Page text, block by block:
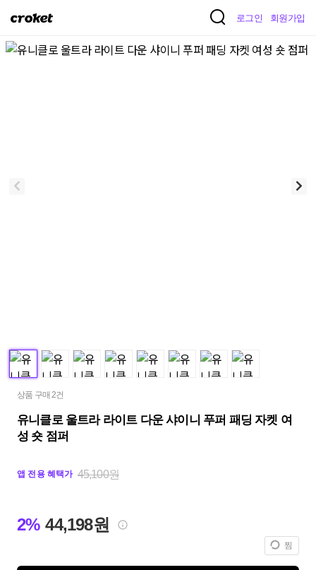
크
켓
로그인 회원가입
상품 구매 2건
유니클로 울트라 라이트 다운 샤이니 푸퍼 패딩 자켓 여
성 숏 점퍼
앱 전용 혜택가 45,100원
2% 44,198원
찜